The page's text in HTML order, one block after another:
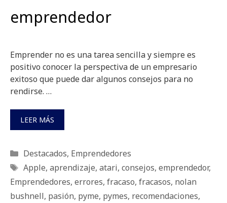
emprendedor
Emprender no es una tarea sencilla y siempre es
positivo conocer la perspectiva de un empresario
exitoso que puede dar algunos consejos para no
rendirse. …
LEER MÁS
Categorías
Destacados, Emprendedores
Etiquetas
Apple, aprendizaje, atari, consejos, emprendedor,
Emprendedores, errores, fracaso, fracasos, nolan
bushnell, pasión, pyme, pymes, recomendaciones,